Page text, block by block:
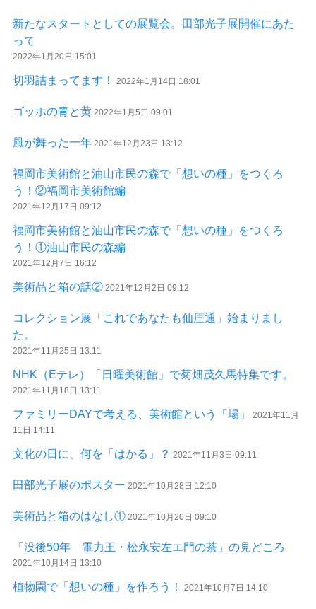
新たなスタートとしての展覧会。田部光子展開催にあた
って
2022年1月20日 15:01
切羽詰まってます！ 2022年1月14日 18:01
ゴッホの青と黄 2022年1月5日 09:01
風が舞った一年 2021年12月23日 13:12
福岡市美術館と油山市民の森で「想いの種」をつくろ
う！②福岡市美術館編
2021年12月17日 09:12
福岡市美術館と油山市民の森で「想いの種」をつくろ
う！①油山市民の森編
2021年12月7日 16:12
美術品と箱の話② 2021年12月2日 09:12
コレクション展「これであなたも仙厓通」始まりまし
た。
2021年11月25日 13:11
NHK（Eテレ）「日曜美術館」で菊畑茂久馬特集です。
2021年11月18日 13:11
ファミリーDAYで考える、美術館という「場」
2021年11月
11日 14:11
文化の日に、何を「はかる」？ 2021年11月3日 09:11
田部光子展のポスター 2021年10月28日 12:10
美術品と箱のはなし① 2021年10月20日 09:10
「没後50年 電力王・松永安左エ門の茶」の見どころ
2021年10月14日 13:10
植物園で「想いの種」を作ろう！ 2021年10月7日 14:10